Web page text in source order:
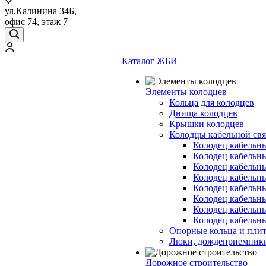
ул.Калинина 34Б,
офис 74, этаж 7
Каталог ЖБИ
Элементы колодцев
Кольца для колодцев
Днища колодцев
Крышки колодцев
Колодцы кабельной
Колодец
Колодец
Колодец
Колодец
Колодец
Колодец
Колодец
Колодец
Опорные кольца и
Люки,
Дорожное строительство